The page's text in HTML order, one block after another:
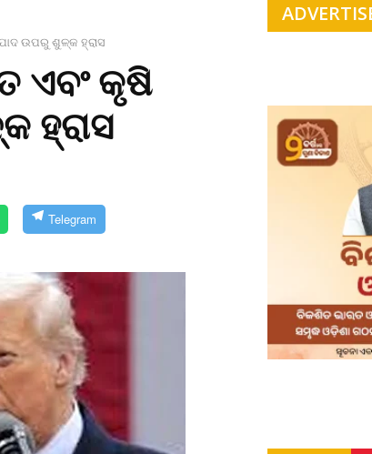
ଉପରୁ ଶୁଳ୍କ ହ୍ରାସ
ଏବଂ କୃଷି
ହ୍ରାସ
Telegram